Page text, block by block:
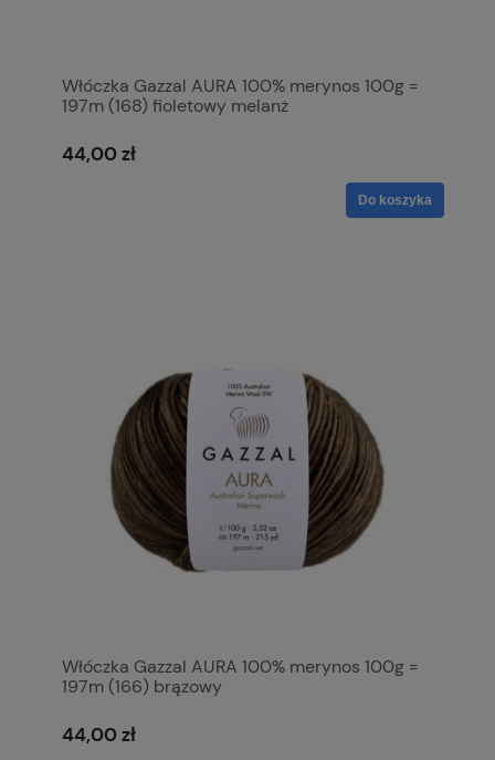
Włóczka Gazzal AURA 100% merynos 100g =
197m (168) fioletowy melanż
44,00 zł
Do koszyka
Włóczka Gazzal AURA 100% merynos 100g =
197m (166) brązowy
44,00 zł